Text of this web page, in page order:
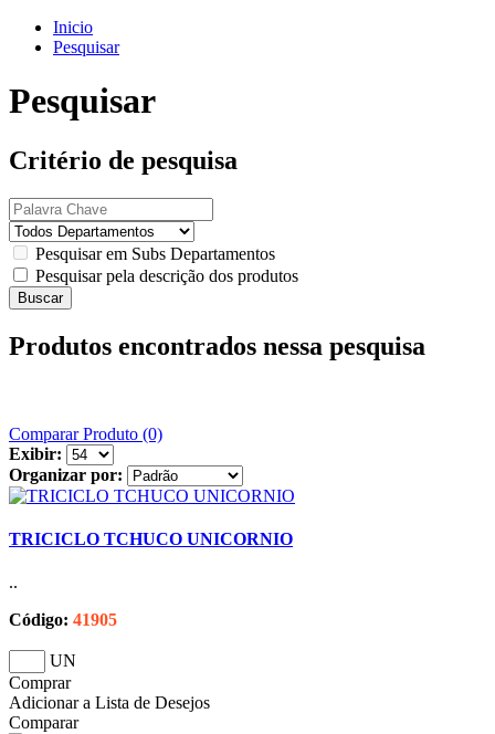
Inicio
Pesquisar
Pesquisar
Critério de pesquisa
Pesquisar em Subs Departamentos
Pesquisar pela descrição dos produtos
Produtos encontrados nessa pesquisa
Comparar Produto (0)
Exibir:
Organizar por:
TRICICLO TCHUCO UNICORNIO
..
Código: 41905
UN
Comprar
Adicionar a Lista de Desejos
Comparar